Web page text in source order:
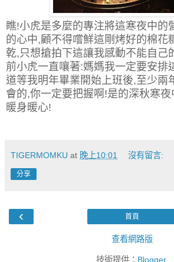
瞧!小虎是多麼的專注將這寒夜中的
的心中,顧不得嚐鮮這剛烤好的棉花
乾,只想搶拍下這讓我感動不能自己
前小虎一直嚷著:媽媽我一定要安排
道等我明年畢業開始上班後,至少兩
會的,你一定要把握啊!是的深秋寒
暖身暖心!
TIGERMOMKU at 晚上10:01 沒有留言:
分享
‹ 首頁
查看網路版
技術提供： Blogger.